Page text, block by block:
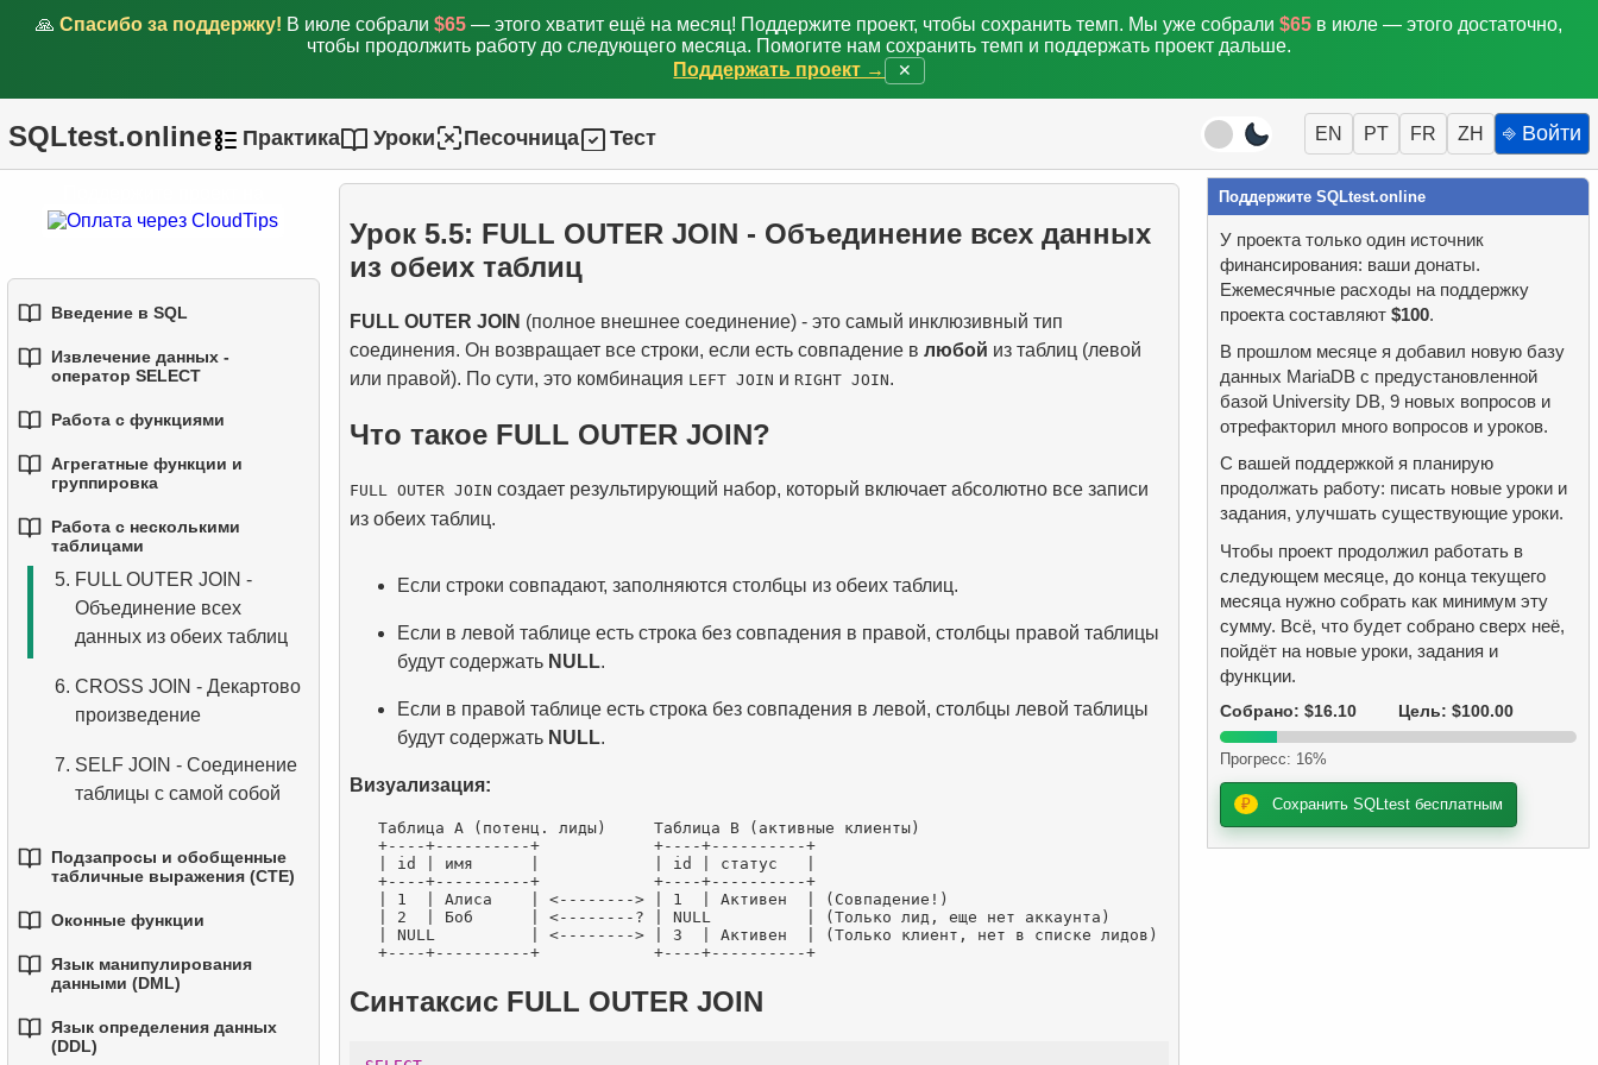
🙏 Спасибо за поддержку! В июле собрали $65 — этого хватит ещё на месяц! Поддержите проект, чтобы сохранить темп. Мы уже собрали $65 в июле — этого достаточно,
чтобы продолжить работу до следующего месяца. Помогите нам сохранить темп и поддержать проект дальше.
Поддержать проект →
✕
SQLtest.online Практика Уроки Песочница Тест EN PT FR ZH ⎆ Войти
Введение в SQL
1.Введение в базы данных
2.Типы баз данных
3.Концепции реляционных
баз данных
4.Базовые типы данных
NULL в SQL
Извлечение данных -
оператор SELECT
1.Выборка данных из
таблицы
3.Объединение нескольких
условий
Псевдонимы столбцов
5. Сортировка результатов
с помощью LIMIT и
OFFSET
ORDER BY и LIMIT
Работа с функциями
1.Встроенные функции SQL
2.Основные строковые
функции
Основные
математические функции
4. Функции даты и времени
Условный оператор
Агрегатные функции и
группировка
1.Базовые агрегатные
Группировка данных
агрегированных данных
Продвинутая агрегация
Работа с несколькими
таблицами
(JOIN) в SQL
совпадающих строк
3.LEFT JOIN - Включение
таблицы
4.RIGHT JOIN - Включение
таблицы
5. FULL OUTER JOIN -
Объединение всех
данных из обеих таблиц
6. CROSS JOIN - Декартово
произведение
7. SELF JOIN - Соединение
таблицы с самой собой
методы использования
данных
Подзапросы и обобщенные
табличные выражения (CTE)
1.Введение в подзапросы
2.Подзапросы в
3.Коррелированные
Оконные функции
1.Оконные функции
2. Использование
ROW_NUMBER, RANK,
Язык манипулирования
данными (DML)
1.Оператор INSERT INTO
Язык определения данных
(DDL)
Урок 5.5: FULL OUTER JOIN - Объединение всех данных
из обеих таблиц
FULL OUTER JOIN (полное внешнее соединение) - это самый инклюзивный тип
соединения. Он возвращает все строки, если есть совпадение в любой из таблиц (левой
или правой). По сути, это комбинация LEFT JOIN и RIGHT JOIN.
Что такое FULL OUTER JOIN?
FULL OUTER JOIN создает результирующий набор, который включает абсолютно все записи
из обеих таблиц.
Если строки совпадают, заполняются столбцы из обеих таблиц.
Если в левой таблице есть строка без совпадения в правой, столбцы правой таблицы
будут содержать NULL.
Если в правой таблице есть строка без совпадения в левой, столбцы левой таблицы
будут содержать NULL.
Визуализация:
   Таблица A (потенц. лиды)     Таблица B (активные клиенты)
   +----+----------+            +----+----------+
   | id | имя      |            | id | статус   |
   +----+----------+            +----+----------+
   | 1  | Алиса    | <--------> | 1  | Активен  | (Совпадение!)
   | 2  | Боб      | <--------? | NULL          | (Только лид, еще нет аккаунта)
   | NULL          | <--------> | 3  | Активен  | (Только клиент, нет в списке лидов)
   +----+----------+            +----+----------+
Синтаксис FULL OUTER JOIN
Поддержите SQLtest.online
У проекта только один источник
финансирования: ваши донаты.
Ежемесячные расходы на поддержку
проекта составляют $100.
В прошлом месяце я добавил новую базу
данных MariaDB с предустановленной
базой University DB, 9 новых вопросов и
отрефакторил много вопросов и уроков.
С вашей поддержкой я планирую
продолжать работу: писать новые уроки и
задания, улучшать существующие уроки.
Чтобы проект продолжил работать в
следующем месяце, до конца текущего
месяца нужно собрать как минимум эту
сумму. Всё, что будет собрано сверх неё,
пойдёт на новые уроки, задания и
функции.
Собрано: $16.10
Цель: $100.00
Прогресс: 16%
₽ Сохранить SQLtest бесплатным